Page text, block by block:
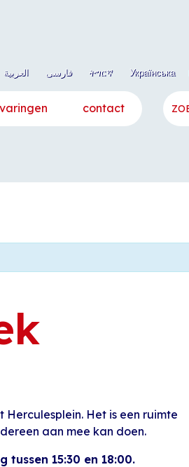
العربية فارسی ትግርኛ Українська
contact
Het is een ruimte
aan mee kan doen.
15:30 en 18:00.